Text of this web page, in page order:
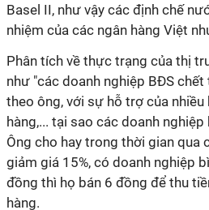
Basel II, như vậy các định chế
nhiệm của các ngân hàng Việt
Phân tích về thực trạng của thị
như "các doanh nghiệp BĐS
theo ông, với sự hỗ trợ của nhiều
hàng,... tại sao các doanh
Ông cho hay trong thời gian qua
giảm giá 15%, có doanh nghiệp
đồng thì họ bán 6 đồng để thu
hàng.